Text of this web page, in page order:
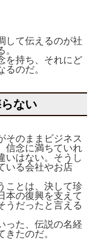
して伝えるのが社
を持ち、それにど
のだ。
ない
そのままビジネス
信念に満ちていれ
いはない。そうし
いる会社やお店
ことは、決して珍
本の復興を支えて
うだったと言える
った、伝説の名経
たのだ。